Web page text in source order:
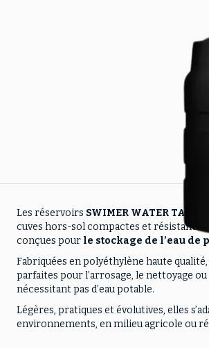
Les réservoirs SWIMER WATER TANK
cuves hors-sol compactes et résistantes,
conçues pour le stockage de l’eau de
Fabriquées en polyéthylène haute
parfaites pour l’arrosage, le nettoyage
nécessitant pas d’eau potable.
Légères, pratiques et évolutives, elles
environnements, en milieu agricole ou